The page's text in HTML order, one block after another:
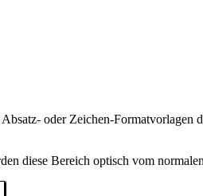
oder Zeichen-Formatvorlagen
diese Bereich optisch vom